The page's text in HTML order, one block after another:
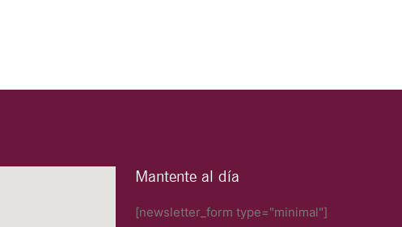
Mantente al día
[newsletter_form type="minimal"]